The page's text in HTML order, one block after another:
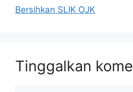
Bersihkan SLIK OJK
Tinggalkan